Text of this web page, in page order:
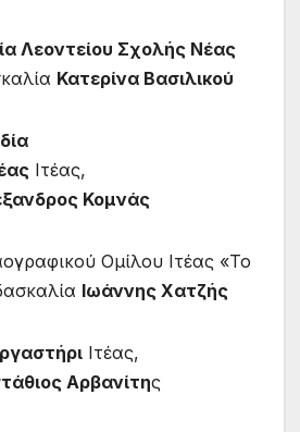
Λεοντείου Σχολής Νέας
Κατερίνα Βασιλικού
Ιτέας,
Κομνάς
Ομίλου Ιτέας «Το
Ιωάννης Χατζής
Ιτέας,
Αρβανίτης